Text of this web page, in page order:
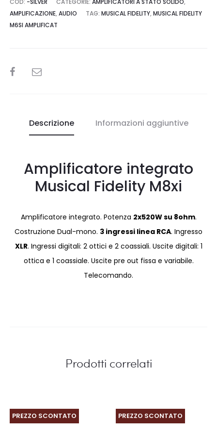
COD: -SILVER CATEGORIE: AMPLIFICATORI A STATO SOLIDO,
AMPLIFICAZIONE, AUDIO TAG: MUSICAL FIDELITY, MUSICAL FIDELITY
M6SI AMPLIFICAT
SHARE
Descrizione Informazioni aggiuntive
Amplificatore integrato
Musical Fidelity M8xi
Amplificatore integrato. Potenza 2x520W su 8ohm.
Costruzione Dual-mono. 3 ingressi linea RCA. Ingresso
XLR. Ingressi digitali: 2 ottici e 2 coassiali. Uscite digitali: 1
ottica e 1 coassiale. Uscite pre out fissa e variabile.
Telecomando.
Prodotti correlati
PREZZO SCONTATO PREZZO SCONTATO